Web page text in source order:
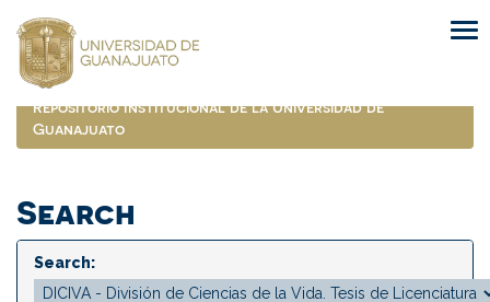
navigation
Repositorio Institucional de la Universidad de
Guanajuato
Search
Search: